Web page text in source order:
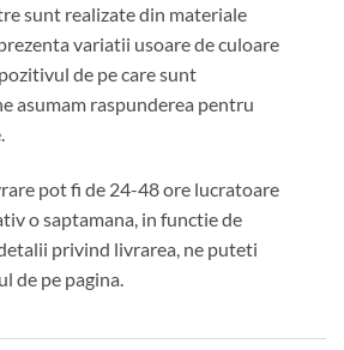
sunt realizate din materiale
variatii usoare de culoare
de pe care sunt
asumam raspunderea pentru
pot fi de 24-48 ore lucratoare
o saptamana, in functie de
privind livrarea, ne puteti
de pe pagina.